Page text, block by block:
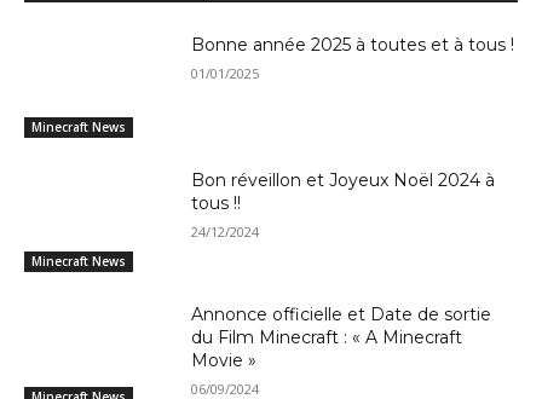
Minecraft News
Bonne année 2025 à toutes et à tous !
01/01/2025
Minecraft News
Bon réveillon et Joyeux Noël 2024 à
tous !!
24/12/2024
Annonce officielle et Date de sortie
du Film Minecraft : « A Minecraft
Movie »
06/09/2024